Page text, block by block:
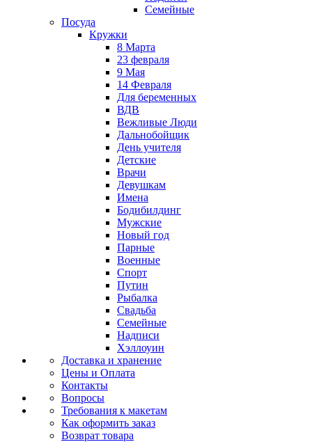
Семейные
Посуда
Кружки
8 Марта
23 февраля
9 Мая
14 Февраля
Для беременных
ВДВ
Вежливые Люди
Дальнобойщик
День учителя
Детские
Врачи
Девушкам
Имена
Бодибилдинг
Мужские
Новый год
Парные
Военные
Спорт
Путин
Рыбалка
Свадьба
Семейные
Надписи
Хэллоуин
Доставка и хранение
Цены и Оплата
Контакты
Вопросы
Требования к макетам
Как оформить заказ
Возврат товара